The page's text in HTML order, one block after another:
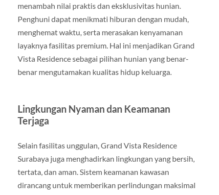
menambah nilai praktis dan eksklusivitas hunian.
Penghuni dapat menikmati hiburan dengan mudah,
menghemat waktu, serta merasakan kenyamanan
layaknya fasilitas premium. Hal ini menjadikan Grand
Vista Residence sebagai pilihan hunian yang benar-
benar mengutamakan kualitas hidup keluarga.
Lingkungan Nyaman dan Keamanan
Terjaga
Selain fasilitas unggulan, Grand Vista Residence
Surabaya juga menghadirkan lingkungan yang bersih,
tertata, dan aman. Sistem keamanan kawasan
dirancang untuk memberikan perlindungan maksimal